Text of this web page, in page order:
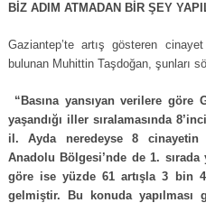
BİZ ADIM ATMADAN BİR ŞEY
Gaziantep’te artış gösteren
bulunan Muhittin Taşdoğan, şunları
“Basına yansıyan verilere göre
yaşandığı iller sıralamasında
il. Ayda neredeyse 8 cinayetin
Anadolu Bölgesi’nde de 1. sırada
göre ise yüzde 61 artışla 3 bin
gelmiştir. Bu konuda yapılması